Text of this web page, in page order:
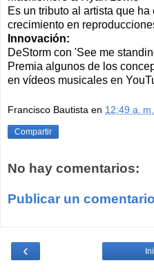
Es un tributo al artista que
crecimiento en
Innovación:
DeStorm con 'See me
Premia algunos de los
en vídeos musicales en
Francisco Bautista en 12:49 a. m.
Compartir
No hay comentarios:
Publicar un comentario
‹